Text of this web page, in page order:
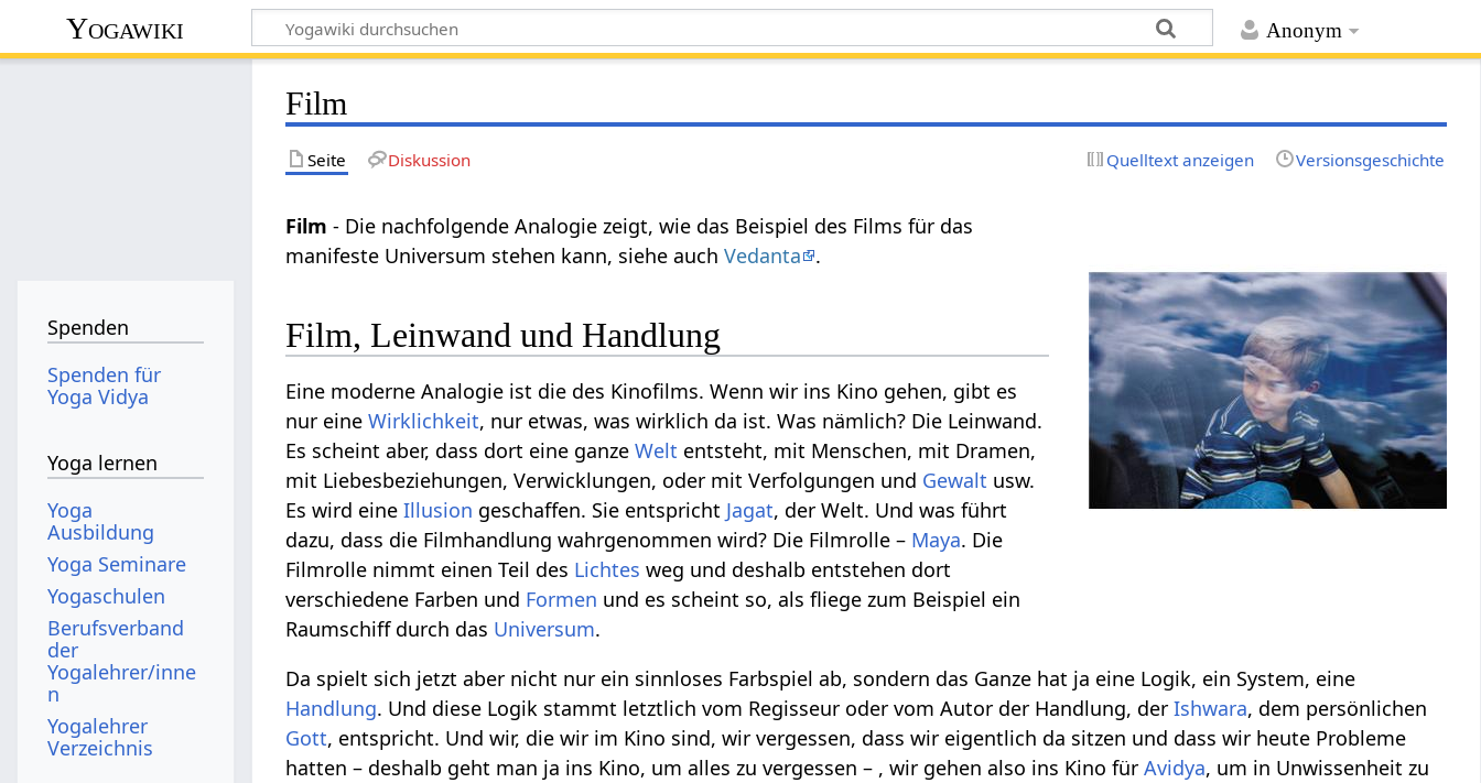
Anonym
Yogawiki
Film
Seite Diskussion Quelltext anzeigen Versionsgeschichte
Film - Die nachfolgende Analogie zeigt, wie das Beispiel des Films für das
manifeste Universum stehen kann, siehe auchVedanta .
Film, Leinwand und Handlung
Eine moderne Analogie ist die des Kinofilms. Wenn wir ins Kino gehen, gibt es
nur eineWirklichkeit, nur etwas, was wirklich da ist. Was nämlich? Die Leinwand.
Es scheint aber, dass dort eine ganzeWelt entsteht, mit Menschen, mit Dramen,
mit Liebesbeziehungen, Verwicklungen, oder mit Verfolgungen und Gewalt usw.
Es wird eineIllusion geschaffen. Sie entspricht Jagat, der Welt. Und was führt
dazu, dass die Filmhandlung wahrgenommen wird? Die Filmrolle – Maya. Die
Filmrolle nimmt einen Teil des Lichtes weg und deshalb entstehen dort
verschiedene Farben und Formen und es scheint so, als fliege zum Beispiel ein
Raumschiff durch das Universum.
Da spielt sich jetzt aber nicht nur ein sinnloses Farbspiel ab, sondern das Ganze hat ja eine Logik, ein System, eine
Handlung. Und diese Logik stammt letztlich vom Regisseur oder vom Autor der Handlung, derIshwara, dem persönlichen
Gott, entspricht. Und wir, die wir im Kino sind, wir vergessen, dass wir eigentlich da sitzen und dass wir heute Probleme
hatten – deshalb geht man ja ins Kino, um alles zu vergessen – , wir gehen also ins Kino fürAvidya, um in Unwissenheit zu
Spenden
Spenden für
Yoga Vidya
Yoga lernen
Yoga
Ausbildung
Yoga Seminare
Yogaschulen
Berufsverband
der
Yogalehrer/inne
n
Yogalehrer
Verzeichnis